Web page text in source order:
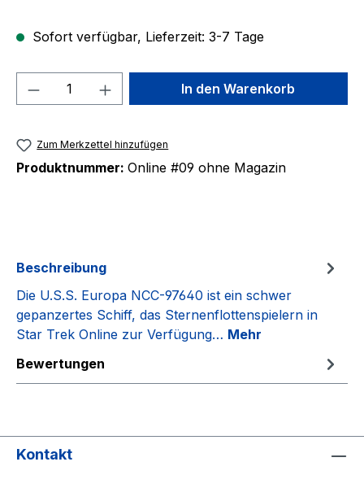
Sofort verfügbar, Lieferzeit: 3-7 Tage
Produkt Anzahl: Gib denIn den Warenkorb
Zum Merkzettel hinzufügen
Produktnummer: Online #09 ohne Magazin
Beschreibung
Die U.S.S. Europa NCC-97640 ist ein schwer
gepanzertes Schiff, das Sternenflottenspielern in
Star Trek Online zur Verfügung… Mehr
Bewertungen
Kontakt